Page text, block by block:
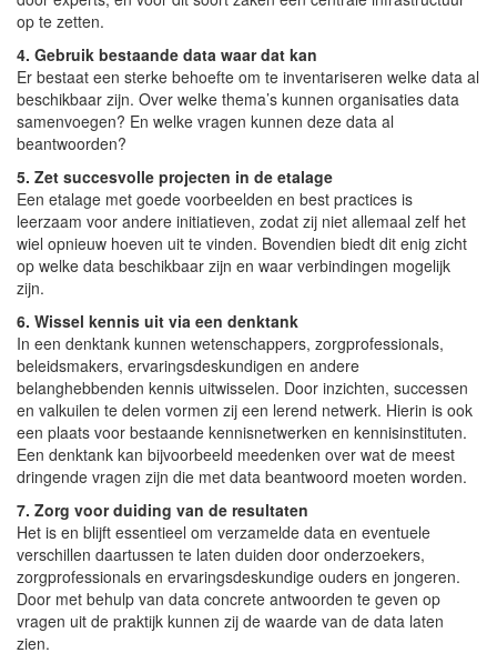
op te zetten.
4. Gebruik bestaande data waar dat kan
Er bestaat een sterke behoefte om te inventariseren welke data al
beschikbaar zijn. Over welke thema’s kunnen organisaties data
samenvoegen? En welke vragen kunnen deze data al
beantwoorden?
5. Zet succesvolle projecten in de etalage
Een etalage met goede voorbeelden en best practices is
leerzaam voor andere initiatieven, zodat zij niet allemaal zelf het
wiel opnieuw hoeven uit te vinden. Bovendien biedt dit enig zicht
op welke data beschikbaar zijn en waar verbindingen mogelijk
zijn.
6. Wissel kennis uit via een denktank
In een denktank kunnen wetenschappers, zorgprofessionals,
beleidsmakers, ervaringsdeskundigen en andere
belanghebbenden kennis uitwisselen. Door inzichten, successen
en valkuilen te delen vormen zij een lerend netwerk. Hierin is ook
een plaats voor bestaande kennisnetwerken en kennisinstituten.
Een denktank kan bijvoorbeeld meedenken over wat de meest
dringende vragen zijn die met data beantwoord moeten worden.
7. Zorg voor duiding van de resultaten
Het is en blijft essentieel om verzamelde data en eventuele
verschillen daartussen te laten duiden door onderzoekers,
zorgprofessionals en ervaringsdeskundige ouders en jongeren.
Door met behulp van data concrete antwoorden te geven op
vragen uit de praktijk kunnen zij de waarde van de data laten
zien.